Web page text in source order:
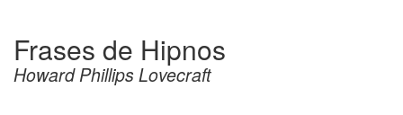
Frases de Hipnos
Howard Phillips Lovecraft